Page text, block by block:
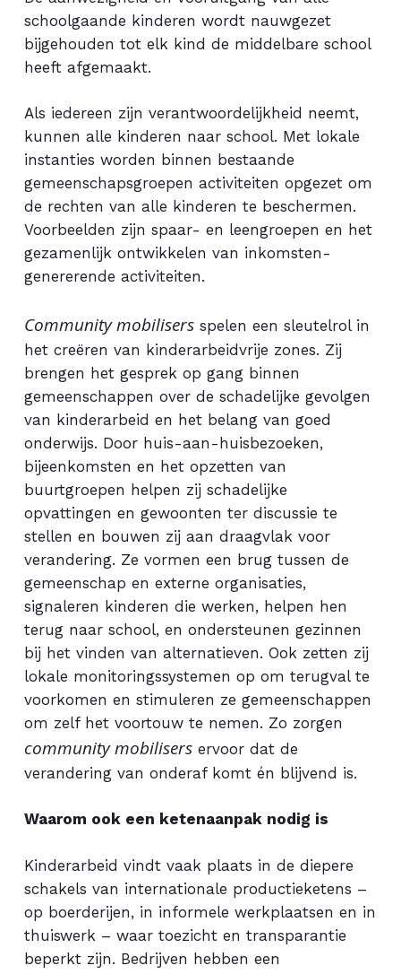
schoolgaande kinderen wordt nauwgezet
bijgehouden tot elk kind de middelbare school
heeft afgemaakt.
Als iedereen zijn verantwoordelijkheid neemt,
kunnen alle kinderen naar school. Met lokale
instanties worden binnen bestaande
gemeenschapsgroepen activiteiten opgezet om
de rechten van alle kinderen te beschermen.
Voorbeelden zijn spaar- en leengroepen en het
gezamenlijk ontwikkelen van inkomsten-
genererende activiteiten.
Community mobilisersspelen een sleutelrol in
het creëren van kinderarbeidvrije zones. Zij
brengen het gesprek op gang binnen
gemeenschappen over de schadelijke gevolgen
van kinderarbeid en het belang van goed
onderwijs. Door huis-aan-huisbezoeken,
bijeenkomsten en het opzetten van
buurtgroepen helpen zij schadelijke
opvattingen en gewoonten ter discussie te
stellen en bouwen zij aan draagvlak voor
verandering. Ze vormen een brug tussen de
gemeenschap en externe organisaties,
signaleren kinderen die werken, helpen hen
terug naar school, en ondersteunen gezinnen
bij het vinden van alternatieven. Ook zetten zij
lokale monitoringssystemen op om terugval te
voorkomen en stimuleren ze gemeenschappen
om zelf het voortouw te nemen. Zo zorgen
community mobiliserservoor dat de
verandering van onderaf komt én blijvend is.
Waarom ook een ketenaanpak nodig is
Kinderarbeid vindt vaak plaats in de diepere
schakels van internationale productieketens –
op boerderijen, in informele werkplaatsen en in
thuiswerk – waar toezicht en transparantie
beperkt zijn. Bedrijven hebben een